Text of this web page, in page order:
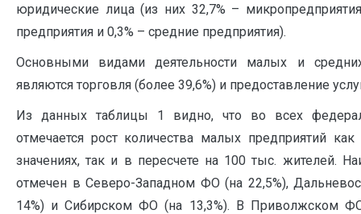
юридические лица (из них 32,7% –
предприятия и 0,3% – средние предприятия).
Основными видами деятельности малых и
являются торговля (более 39,6%) и предоставление
Из данных таблицы 1 видно, что во всех
отмечается рост количества малых предприятий
значениях, так и в пересчете на 100 тыс. жителей.
отмечен в Северо-Западном ФО (на 22,5%),
14%) и Сибирском ФО (на 13,3%). В Приволжском